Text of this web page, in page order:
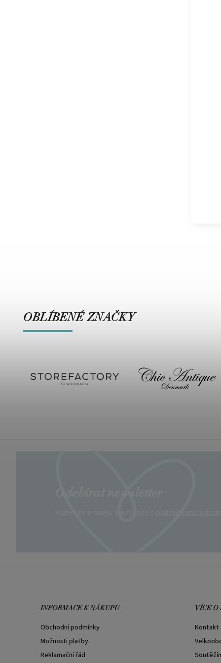
OBLÍBENÉ ZNAČKY
INFORMACE K NÁKUPU
Obchodní podmínky
Možnosti platby
Reklamační řád
VÍCE O
Kontakt